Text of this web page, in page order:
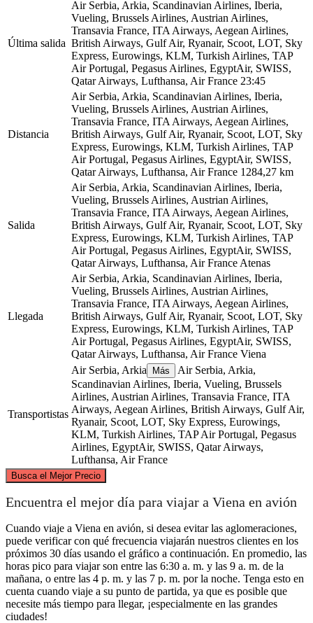
Última salida
Air Serbia, Arkia, Scandinavian Airlines, Iberia,
Vueling, Brussels Airlines, Austrian Airlines,
Transavia France, ITA Airways, Aegean Airlines,
British Airways, Gulf Air, Ryanair, Scoot, LOT, Sky
Express, Eurowings, KLM, Turkish Airlines, TAP
Air Portugal, Pegasus Airlines, EgyptAir, SWISS,
Qatar Airways, Lufthansa, Air France 23:45
Distancia
Air Serbia, Arkia, Scandinavian Airlines, Iberia,
Vueling, Brussels Airlines, Austrian Airlines,
Transavia France, ITA Airways, Aegean Airlines,
British Airways, Gulf Air, Ryanair, Scoot, LOT, Sky
Express, Eurowings, KLM, Turkish Airlines, TAP
Air Portugal, Pegasus Airlines, EgyptAir, SWISS,
Qatar Airways, Lufthansa, Air France 1284,27 km
Salida
Air Serbia, Arkia, Scandinavian Airlines, Iberia,
Vueling, Brussels Airlines, Austrian Airlines,
Transavia France, ITA Airways, Aegean Airlines,
British Airways, Gulf Air, Ryanair, Scoot, LOT, Sky
Express, Eurowings, KLM, Turkish Airlines, TAP
Air Portugal, Pegasus Airlines, EgyptAir, SWISS,
Qatar Airways, Lufthansa, Air France Atenas
Llegada
Air Serbia, Arkia, Scandinavian Airlines, Iberia,
Vueling, Brussels Airlines, Austrian Airlines,
Transavia France, ITA Airways, Aegean Airlines,
British Airways, Gulf Air, Ryanair, Scoot, LOT, Sky
Express, Eurowings, KLM, Turkish Airlines, TAP
Air Portugal, Pegasus Airlines, EgyptAir, SWISS,
Qatar Airways, Lufthansa, Air France Viena
Transportistas
Air Serbia, Arkia Más
Air Serbia, Arkia,
Scandinavian Airlines, Iberia, Vueling, Brussels
Airlines, Austrian Airlines, Transavia France, ITA
Airways, Aegean Airlines, British Airways, Gulf Air,
Ryanair, Scoot, LOT, Sky Express, Eurowings,
KLM, Turkish Airlines, TAP Air Portugal, Pegasus
Airlines, EgyptAir, SWISS, Qatar Airways,
Lufthansa, Air France
Busca el Mejor Precio
©CARTO
Encuentra el mejor día para viajar a Viena en avión
Cuando viaje a Viena en avión, si desea evitar las aglomeraciones,
puede verificar con qué frecuencia viajarán nuestros clientes en los
próximos 30 días usando el gráfico a continuación. En promedio, las
horas pico para viajar son entre las 6:30 a. m. y las 9 a. m. de la
mañana, o entre las 4 p. m. y las 7 p. m. por la noche. Tenga esto en
cuenta cuando viaje a su punto de partida, ya que es posible que
necesite más tiempo para llegar, ¡especialmente en las grandes
ciudades!